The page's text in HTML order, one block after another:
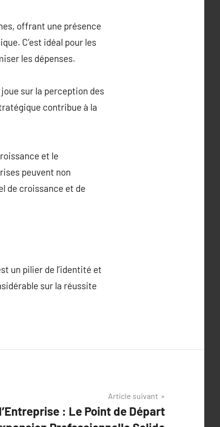
offrant une présence
C’est idéal pour les
les dépenses.
sur la perception des
contribue à la
et le
peuvent non
de croissance et de
un pilier de l’identité et
sur la réussite
Article suivant
: Le Point de Départ